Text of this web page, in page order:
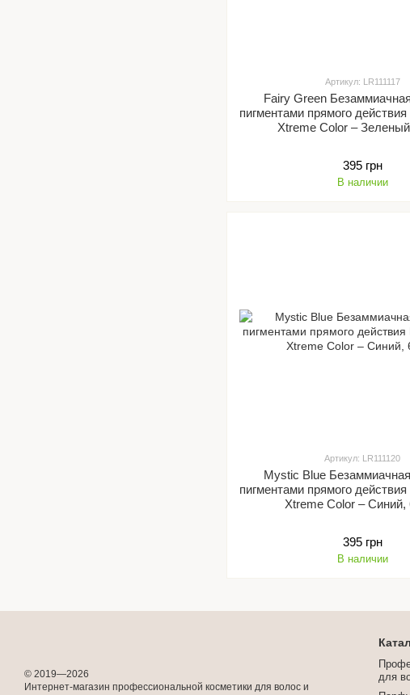
Артикул: LR111117
Fairy Green
пигментами прямого
Xtreme Color –
395 грн
В наличии
Артикул: LR111120
Mystic Blue
пигментами прямого
Xtreme Color – Синий,
395 грн
В наличии
© 2019—2026
Интернет-магазин профессиональной косметики для волос и
для